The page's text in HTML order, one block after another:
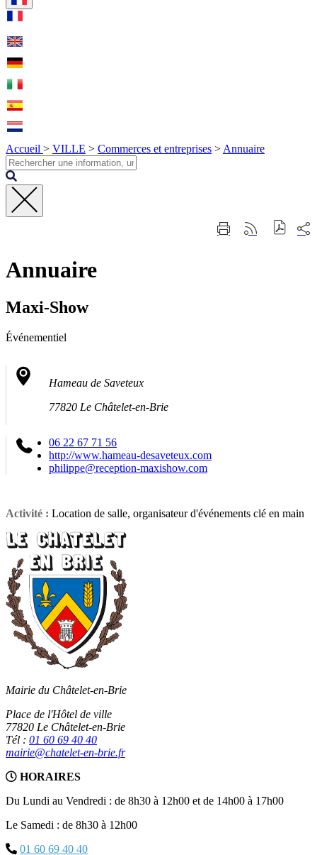
Accueil > VILLE > Commerces et entreprises > Annuaire
Fermer
ImprimerGénérer
sur
Annuaire
Maxi-Show
Événementiel
Hameau de Saveteux
77820 Le Châtelet-en-Brie
06 22 67 71 56
http://www.hameau-desaveteux.com
philippe@reception-maxishow.com
Activité : Location de salle, organisateur d'événements clé en main
Mairie du Châtelet-en-Brie
Place de l'Hôtel de ville
77820 Le Châtelet-en-Brie
Tél : 01 60 69 40 40
mairie@chatelet-en-brie.fr
HORAIRES
Du Lundi au Vendredi : de 8h30 à 12h00 et de 14h00 à 17h00
Le Samedi : de 8h30 à 12h00
01 60 69 40 40